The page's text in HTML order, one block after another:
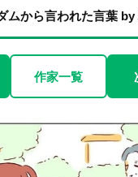
ムから言われた言葉 by
作家一覧